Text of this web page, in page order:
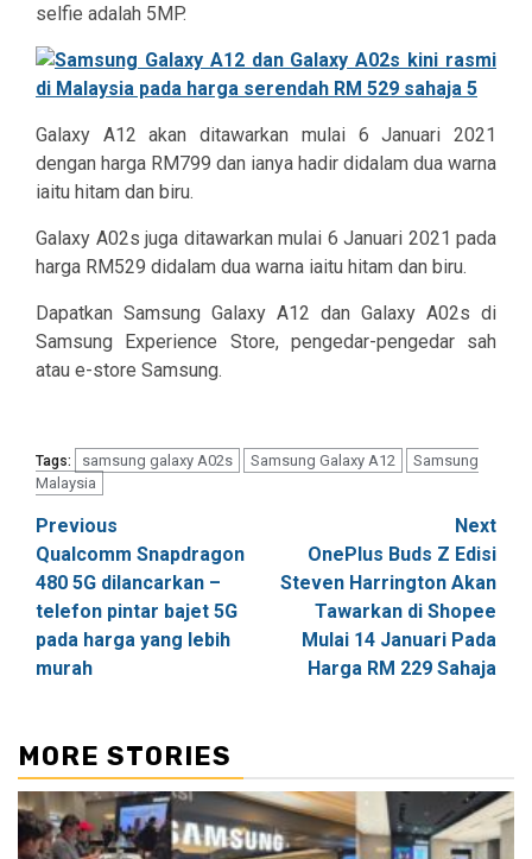
selfie adalah 5MP.
Galaxy A12 akan ditawarkan mulai 6 Januari 2021
dengan harga RM799 dan ianya hadir didalam dua warna
iaitu hitam dan biru.
Galaxy A02s juga ditawarkan mulai 6 Januari 2021 pada
harga RM529 didalam dua warna iaitu hitam dan biru.
Dapatkan Samsung Galaxy A12 dan Galaxy A02s di
Samsung Experience Store, pengedar-pengedar sah
atau e-store Samsung.
Tags: samsung galaxy A02s Samsung Galaxy A12
Samsung
Malaysia
Post
navigation
Previous
Qualcomm Snapdragon
480 5G dilancarkan –
telefon pintar bajet 5G
pada harga yang lebih
murah
Next
OnePlus Buds Z Edisi
Steven Harrington Akan
Tawarkan di Shopee
Mulai 14 Januari Pada
Harga RM 229 Sahaja
MORE STORIES